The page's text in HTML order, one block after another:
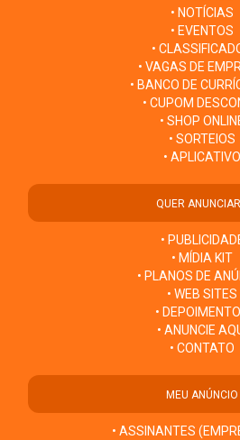
• NOTÍCIAS
• EVENTOS
•
• VAGAS DE
• BANCO DE
• CUPOM
• SHOP
• SORTEIOS
• APLICATIVO
QUER
•
• MÍDIA KIT
• PLANOS DE
• WEB SITES
•
• ANUNCIE
• CONTATO
MEU ANÚNCIO
• ASSINANTES